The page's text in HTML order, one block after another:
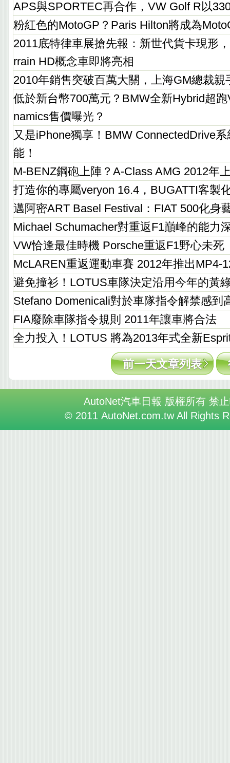
APS與SPORTEC再合作，VW Golf R以
粉紅色的MotoGP？Paris Hilton將成為
2011底特律車展搶先報：新世代貨卡現形
rrain HD概念車即將亮相
2010年銷售突破百萬大關，上海GM總裁親
低於新台幣700萬元？BMW全新Hybrid超
namics售價曝光？
又是iPhone獨享！BMW ConnectedDrive
能！
M-BENZ鋼砲上陣？A-Class AMG 2012年
打造你的專屬veryon 16.4，BUGATTI客製
邁阿密ART Basel Festival：FIAT 500化身
Michael Schumacher對重返F1巔峰的能力
VW恰逢最佳時機 Porsche重返F1野心未死
McLAREN重返運動車賽 2012年推出MP4-
避免撞衫！LOTUS車隊決定沿用今年的黃
Stefano Domenicali對於車隊指令解禁感到
FIA廢除車隊指令規則 2011年讓車將合法
全力投入！LOTUS 將為2013年式全新
前一天文章列表
AutoNet汽車日報 版權所有 禁
© 2011 AutoNet.com.tw All Rights